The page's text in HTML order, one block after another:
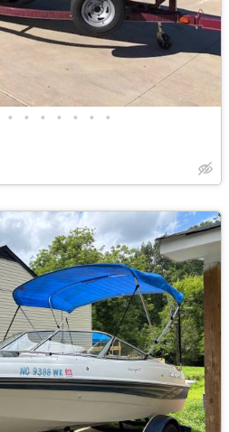
• • • • • • •